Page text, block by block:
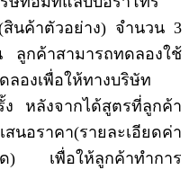
สินค้าตัวอย่าง) จำนวน 3
กค้าสามารถทดลองใช้
องเพื่อให้ทางบริษัท
หลังจากได้สูตรที่ลูกค้า
นอราคา(รายละเอียดค่า
ด) เพื่อให้ลูกค้าทำการ